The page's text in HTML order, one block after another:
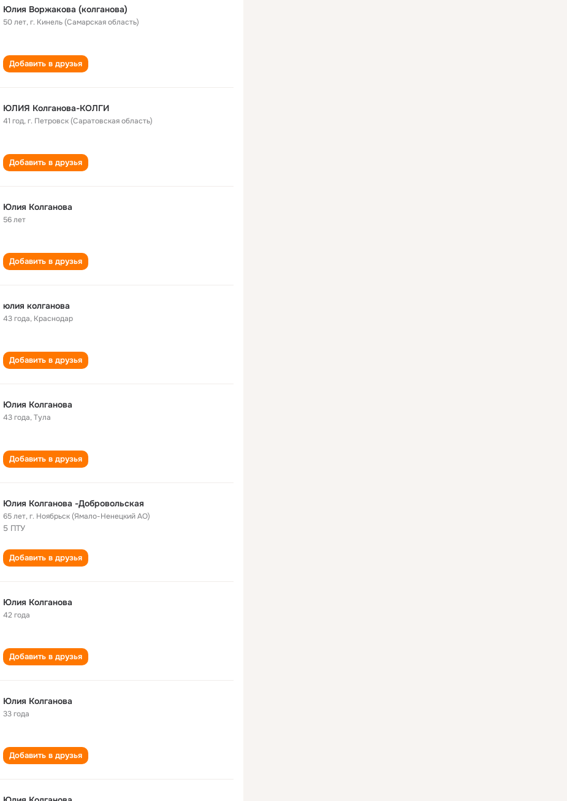
Юлия Воржакова (колганова)
50 лет,г. Кинель (Самарская область)
Добавить в друзья
ЮЛИЯ Колганова-КОЛГИ
41 год,г. Петровск (Саратовская область)
Добавить в друзья
Юлия Колганова
56 лет
Добавить в друзья
юлия колганова
43 года, Краснодар
Добавить в друзья
Юлия Колганова
43 года,Тула
Добавить в друзья
Юлия Колганова -Добровольская
65 лет,г. Ноябрьск (Ямало-Ненецкий АО)
5 ПТУ
Добавить в друзья
Юлия Колганова
42 года
Добавить в друзья
Юлия Колганова
33 года
Добавить в друзья